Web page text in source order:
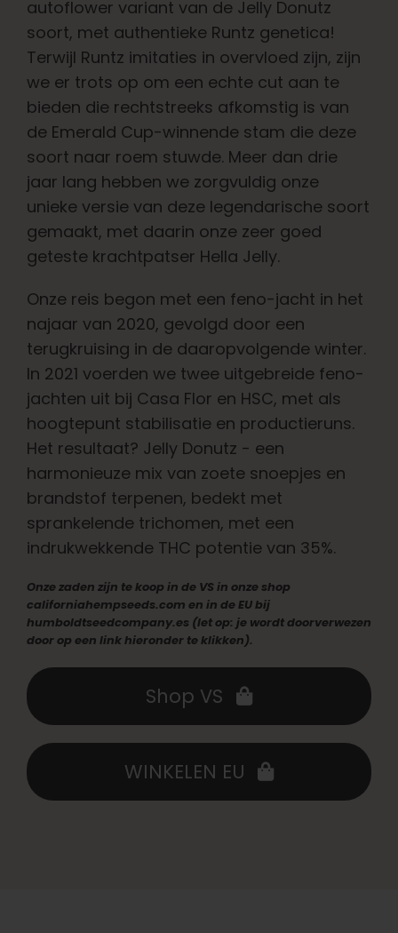
Druk op
Over
Pheno jagen
Behoud van Caribische genetica
Neem contact op met
Winkel op
Nederlands
Zoeken:
autoflower variant van de Jelly Donutz
soort, met authentieke Runtz genetica!
Terwijl Runtz imitaties in overvloed zijn, zijn
we er trots op om een echte cut aan te
bieden die rechtstreeks afkomstig is van
de Emerald Cup-winnende stam die deze
soort naar roem stuwde. Meer dan drie
jaar lang hebben we zorgvuldig onze
unieke versie van deze legendarische soort
gemaakt, met daarin onze zeer goed
geteste krachtpatser Hella Jelly.
Onze reis begon met een feno-jacht in het
najaar van 2020, gevolgd door een
terugkruising in de daaropvolgende winter.
In 2021 voerden we twee uitgebreide feno-
jachten uit bij Casa Flor en HSC, met als
hoogtepunt stabilisatie en productieruns.
Het resultaat? Jelly Donutz - een
harmonieuze mix van zoete snoepjes en
brandstof terpenen, bedekt met
sprankelende trichomen, met een
indrukwekkende THC potentie van 35%.
Onze zaden zijn te koop in de VS in onze shop
californiahempseeds.com en in de EU bij
humboldtseedcompany.es (let op: je wordt doorverwezen
door op een link hieronder te klikken).
Shop VS
WINKELEN EU